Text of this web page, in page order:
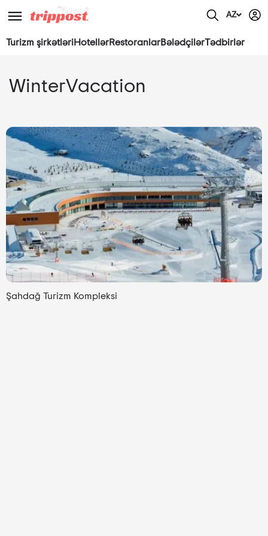
AZ
Turizm şirkətləriHotellərRestoranlarBələdçilərTədbirlər
WinterVacation
Şahdağ Turizm Kompleksi